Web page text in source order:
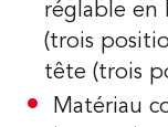
réglable en
(trois
tête (trois
Matériau